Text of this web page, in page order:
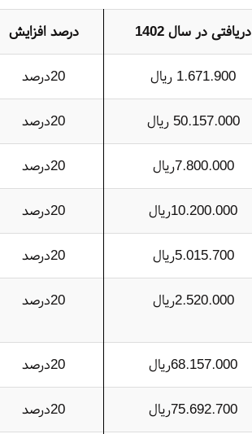
دریافتی در سال 1402 درصد افزایش
1.671.900 ریال 20درصد
50.157.000 ریال 20درصد
7.800.000ریال 20درصد
10.200.000ریال 20درصد
5.015.700ریال 20درصد
2.520.000ریال 20درصد
68.157.000ریال 20درصد
75.692.700ریال 20درصد